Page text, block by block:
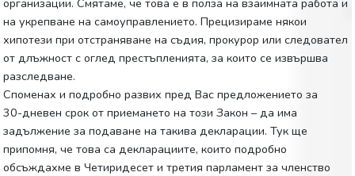
на укрепване на самоуправлението. Прецизираме някои
хипотези при отстраняване на съдия, прокурор или следовател
от длъжност с оглед престъпленията, за които се извършва
разследване.
Споменах и подробно развих пред Вас предложението за
30-дневен срок от приемането на този Закон – да има
задължение за подаване на такива декларации. Тук ще
припомня, че това са декларациите, които подробно
обсъждахме в Четиридесет и третия парламент за членство